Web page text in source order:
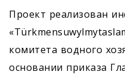
Проект реализован
комитета водного
основании приказа